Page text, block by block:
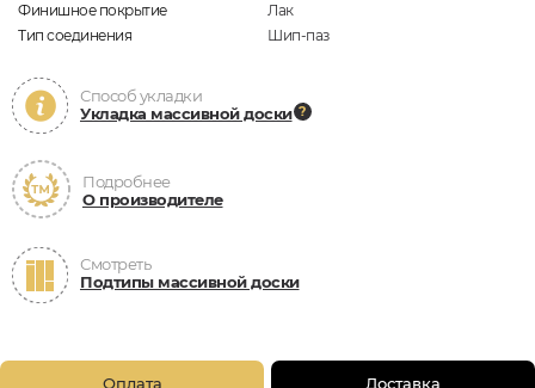
Финишное покрытие
Лак
Тип соединения
Шип-паз
Способ укладки
Укладка массивной доски
Подробнее
О производителе
Смотреть
Подтипы массивной доски
Оплата Доставка